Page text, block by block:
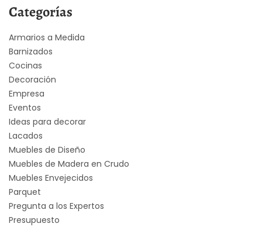
Categorías
Armarios a Medida
Barnizados
Cocinas
Decoración
Empresa
Eventos
Ideas para decorar
Lacados
Muebles de Diseño
Muebles de Madera en Crudo
Muebles Envejecidos
Parquet
Pregunta a los Expertos
Presupuesto